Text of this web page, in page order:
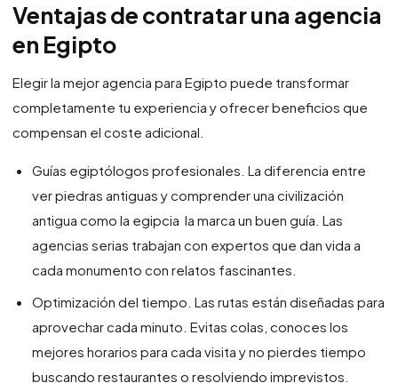
Ventajas de contratar una agencia
en Egipto
Elegir la mejor agencia para Egipto puede transformar
completamente tu experiencia y ofrecer beneficios que
compensan el coste adicional.
Guías egiptólogos profesionales. La diferencia entre
ver piedras antiguas y comprender una civilización
antigua como la egipcia la marca un buen guía. Las
agencias serias trabajan con expertos que dan vida a
cada monumento con relatos fascinantes.
Optimización del tiempo. Las rutas están diseñadas para
aprovechar cada minuto. Evitas colas, conoces los
mejores horarios para cada visita y no pierdes tiempo
buscando restaurantes o resolviendo imprevistos.